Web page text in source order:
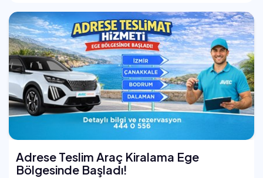
Adrese Teslim Araç Kiralama Ege
Bölgesinde Başladı!